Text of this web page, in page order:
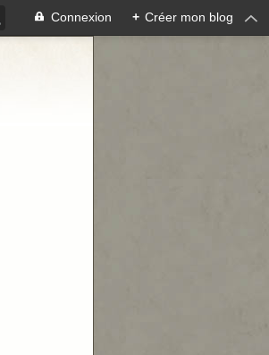
Connexion + Créer mon blog